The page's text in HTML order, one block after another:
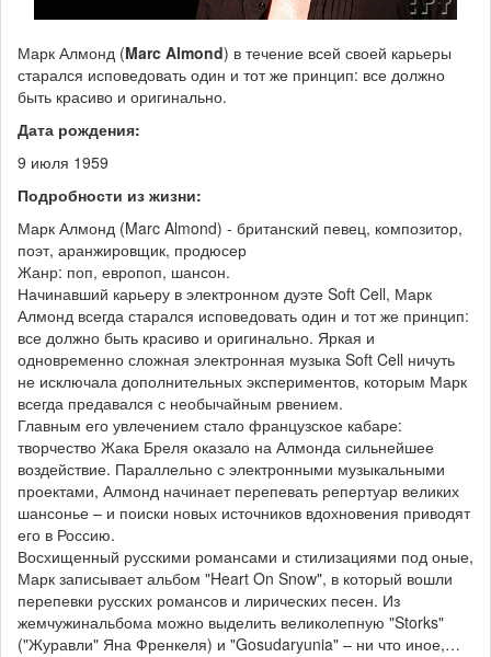
Марк Алмонд (Marc Almond) в течение всей своей карьеры
старался исповедовать один и тот же принцип: все должно
быть красиво и оригинально.
Дата рождения:
9 июля 1959
Подробности из жизни:
Марк Алмонд (Marc Almond) - британский певец, композитор,
поэт, аранжировщик, продюсер
Жанр: поп, европоп, шансон.
Начинавший карьеру в электронном дуэте Soft Cell, Марк
Алмонд всегда старался исповедовать один и тот же принцип:
все должно быть красиво и оригинально. Яркая и
одновременно сложная электронная музыка Soft Cell ничуть
не исключала дополнительных экспериментов, которым Марк
всегда предавался с необычайным рвением.
Главным его увлечением стало французское кабаре:
творчество Жака Бреля оказало на Алмонда сильнейшее
воздействие. Параллельно с электронными музыкальными
проектами, Алмонд начинает перепевать репертуар великих
шансонье – и поиски новых источников вдохновения приводят
его в Россию.
Восхищенный русскими романсами и стилизациями под оные,
Марк записывает альбом "Heart On Snow", в который вошли
перепевки русских романсов и лирических песен. Из
жемчужинальбома можно выделить великолепную "Storks"
("Журавли" Яна Френкеля) и "Gosudaryunia" – ни что иное,…